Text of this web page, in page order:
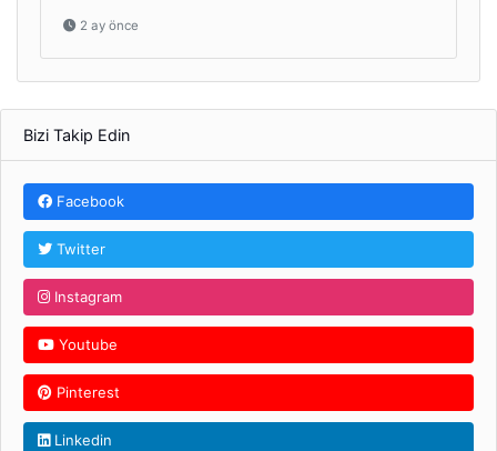
2 ay önce
Bizi Takip Edin
Facebook
Twitter
Instagram
Youtube
Pinterest
Linkedin